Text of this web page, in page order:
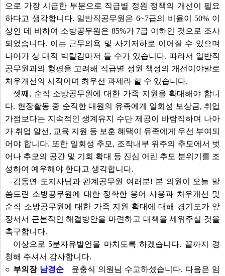
으로 가장 시급한 부분으로 직급별 정원 정책의 개선이 필요
하다고 생각합니다. 일반직공무원은 6~7급의 비율이 50% 이
상인 데 비하여 소방공무원은 85%가 7급 이하인 것으로 조사
되었습니다. 이는 근무의욕 및 사기저하로 이어질 수 있으며
나아가 상 대적 박탈감마저 들 수가 있습니다. 따라서 일반직
공무원과의 형평을 고려해 직급별 정원 책정의 개선이야말로
처우개선의 시작이며 최우선 과제라 할 수 있습니다.
셋째, 순직 소방공무원에 대한 가족 지원을 확대해야 합니
다. 현장활동 중 순직한 대원의 유족에게 일회성 보상금, 취업
가점보다는 지속적인 생계유지 수단 제공이 바람직하며 나아
가 취업 알선, 교육 지원 등 보훈 혜택이 유족에게 우선 부여되
어야 합니다. 또한 일회성 추모, 조직내부 위주의 추모에서 벗
어나 추모의 공간 및 기회 확대 등 진심 어린 추모 분위기를 조
성하여 예우해야 한다고 생각합니다.
김동연 도지사님과 관계공무원 여러분! 본 의원이 오늘 말
씀드린 소방공무원에 대한 정확한 용어 사용과 처우개선 및
순직 소방공무원에 대한 가족 지원 확대에 대해 경기도가 앞
장서서 근본적인 해결방안을 마련하고 대책을 세워주실 것을
촉구합니다.
이상으로 5분자유발언을 마치도록 하겠습니다. 끝까지 경
청해 주셔서 감사합니다.
○ 부의장 남경순
윤충식 의원님 수고하셨습니다. 다음은 임